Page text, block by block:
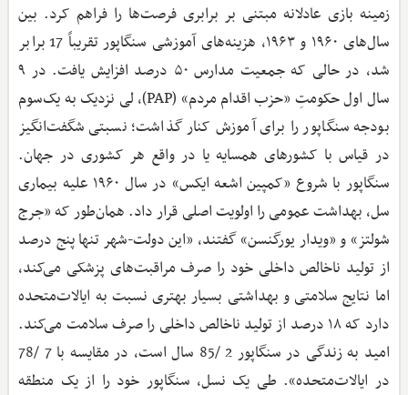
زمینه بازی عادلانه مبتنی بر برابری فرصت‌ها را فراهم کرد. بین
سال‌های ۱۹۶۰ و ۱۹۶۳، هزینه‌های آموزشی سنگاپور تقریباً 17 برابر
شد، در حالی‌ که جمعیت مدارس ۵۰ درصد افزایش یافت. در ۹
سال اول حکومتِ «حزب اقدام مردم» (PAP)، لی نزدیک به یک‌سوم
بودجه سنگاپور را برای آموزش کنار گذاشت؛ نسبتی شگفت‌انگیز
در قیاس با کشورهای همسایه یا در واقع هر کشوری در جهان.
سنگاپور با شروع «کمپین اشعه ایکس» در سال ۱۹۶۰ علیه بیماری
سل، بهداشت عمومی را اولویت اصلی قرار داد. همان‌طور که «جرج
شولتز» و «ویدار یورگنسن» گفتند، «این دولت-شهر تنها پنج درصد
از تولید ناخالص داخلی خود را صرف مراقبت‌های پزشکی می‌کند،
اما نتایج سلامتی و بهداشتی بسیار بهتری نسبت به ایالات‌متحده
دارد که ۱۸ درصد از تولید ناخالص داخلی را صرف سلامت می‌کند.
امید به زندگی در سنگاپور 2 /85 سال است، در مقایسه با 7 /78
در ایالات‌متحده». طی یک نسل، سنگاپور خود را از یک منطقه